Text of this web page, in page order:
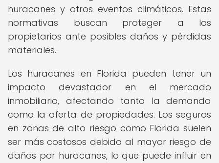
huracanes y otros eventos climáticos. Estas
normativas buscan proteger a los
propietarios ante posibles daños y pérdidas
materiales.
Los huracanes en Florida pueden tener un
impacto devastador en el mercado
inmobiliario, afectando tanto la demanda
como la oferta de propiedades. Los seguros
en zonas de alto riesgo como Florida suelen
ser más costosos debido al mayor riesgo de
daños por huracanes, lo que puede influir en